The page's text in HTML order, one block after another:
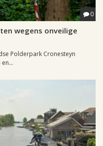
0
wegens onveilige
Polderpark Cronesteyn